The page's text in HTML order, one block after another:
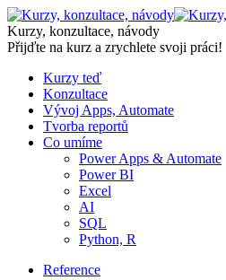
Skip
to
content
Kurzy, konzultace, návody
Přijďte na kurz a zrychlete svoji práci!
Kurzy teď
Konzultace
Vývoj Apps, Automate
Tvorba reportů
Co umíme
Power Apps & Automate
Power BI
Excel
AI
SQL
Python, R
Reference